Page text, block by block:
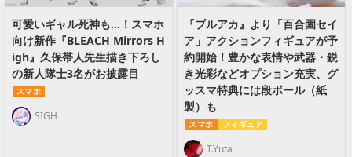
可愛いギャル死神も…！スマホ
向け新作『BLEACH Mirrors H
igh』久保帯人先生描き下ろし
の新人隊士3名がお披露目
スマホ
SIGH
『ブルアカ』より「百合園セイ
ア」アクションフィギュアが予
約開始！豊かな表情や武器・鋭
き光彩などオプション充実、グ
ッスマ特典には段ボール（紙
製）も
スマホ フィギュア
T.Yuta